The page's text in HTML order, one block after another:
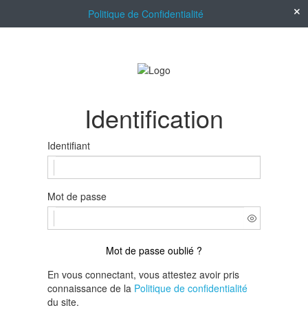
Politique de Confidentialité
Identification
Identifiant
Mot de passe
Mot de passe oublié ?
En vous connectant, vous attestez avoir pris
connaissance de la Politique de confidentialité
du site.